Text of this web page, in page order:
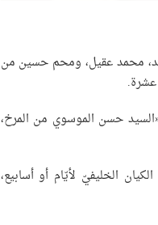
محمد عقيل، ومحم حسين من
عشرة.
حسن الموسوي من المرخ،
الخليفيّ لأيّام أو أسابيع،